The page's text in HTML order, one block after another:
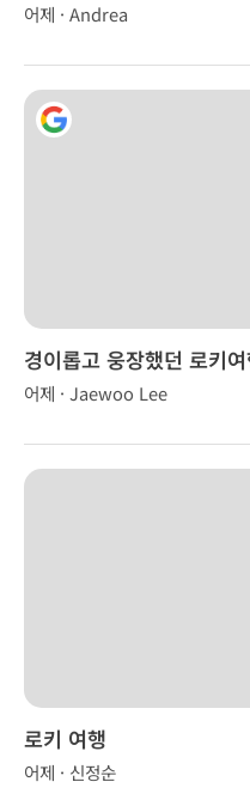
어제 · Andrea
경이롭고 웅장했던 로키
어제 · Jaewoo Lee
로키 여행
어제 · 신정순